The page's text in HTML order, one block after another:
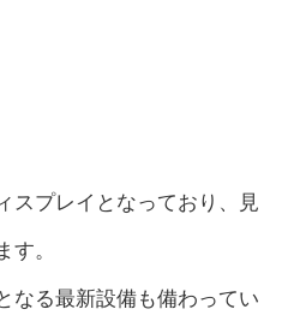
スプレイとなっており、見
す。
なる最新設備も備わってい